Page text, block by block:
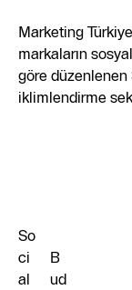
Marketing
markaların
göre düzenlenen
iklimlendirme
So
ci
al
B
ud